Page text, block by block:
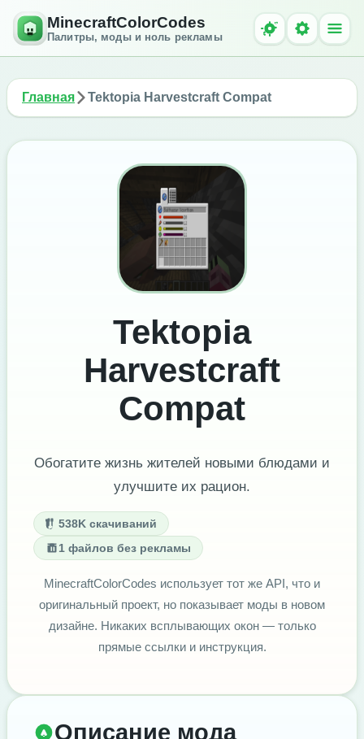
MinecraftColorCodes
Палитры, моды и ноль рекламы
Главная Tektopia Harvestcraft Compat
Tektopia
Harvestcraft
Compat
Обогатите жизнь жителей новыми блюдами и
улучшите их рацион.
538K скачиваний
1 файлов без рекламы
MinecraftColorCodes использует тот же API, что и
оригинальный проект, но показывает моды в новом
дизайне. Никаких всплывающих окон — только
прямые ссылки и инструкция.
Описание мода